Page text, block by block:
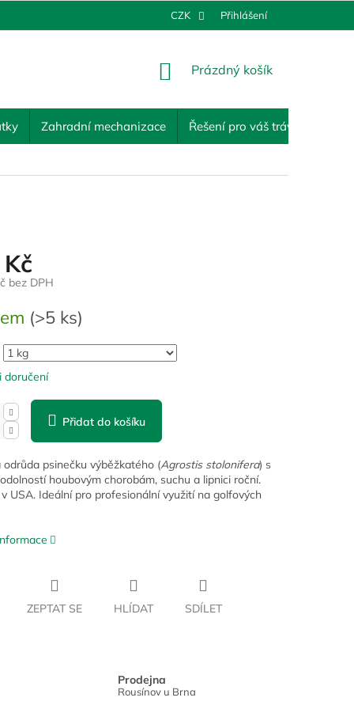
CZK Přihlášení
NÁKUPNÍ
Prázdný košík
Zahradní mechanizace Řešení pro váš trávník
bez DPH
(>5 ks)
doručení
Přidat do košíku
odrůda psinečku výběžkatého (Agrostis stolonifera) s
houbovým chorobám, suchu a lipnici roční.
USA. Ideální pro profesionální využití na golfových
ZEPTAT SE HLÍDAT SDÍLET
Prodejna
Rousínov u Brna